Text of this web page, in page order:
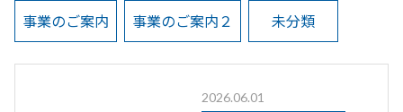
事業のご案内 事業のご案内２ 未分類
2026.06.01